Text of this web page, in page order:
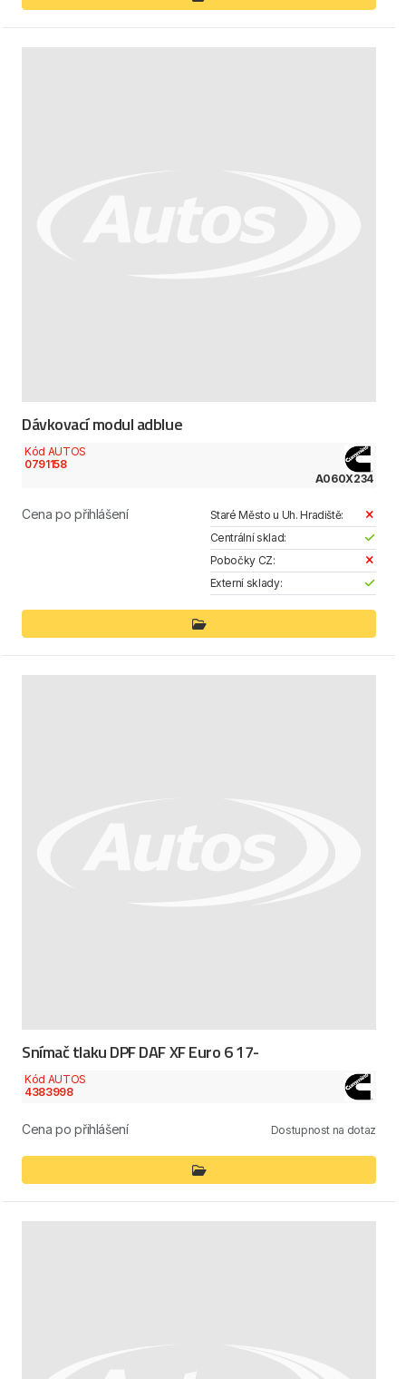
Dávkovací modul adblue
Kód AUTOS
0791158
A060X234
Cena po přihlášení
Staré Město u Uh. Hradiště:
Centrální sklad:
Pobočky CZ:
Externí sklady:
Snímač tlaku DPF DAF XF Euro 6 17-
Kód AUTOS
4383998
Cena po přihlášení Dostupnost na dotaz